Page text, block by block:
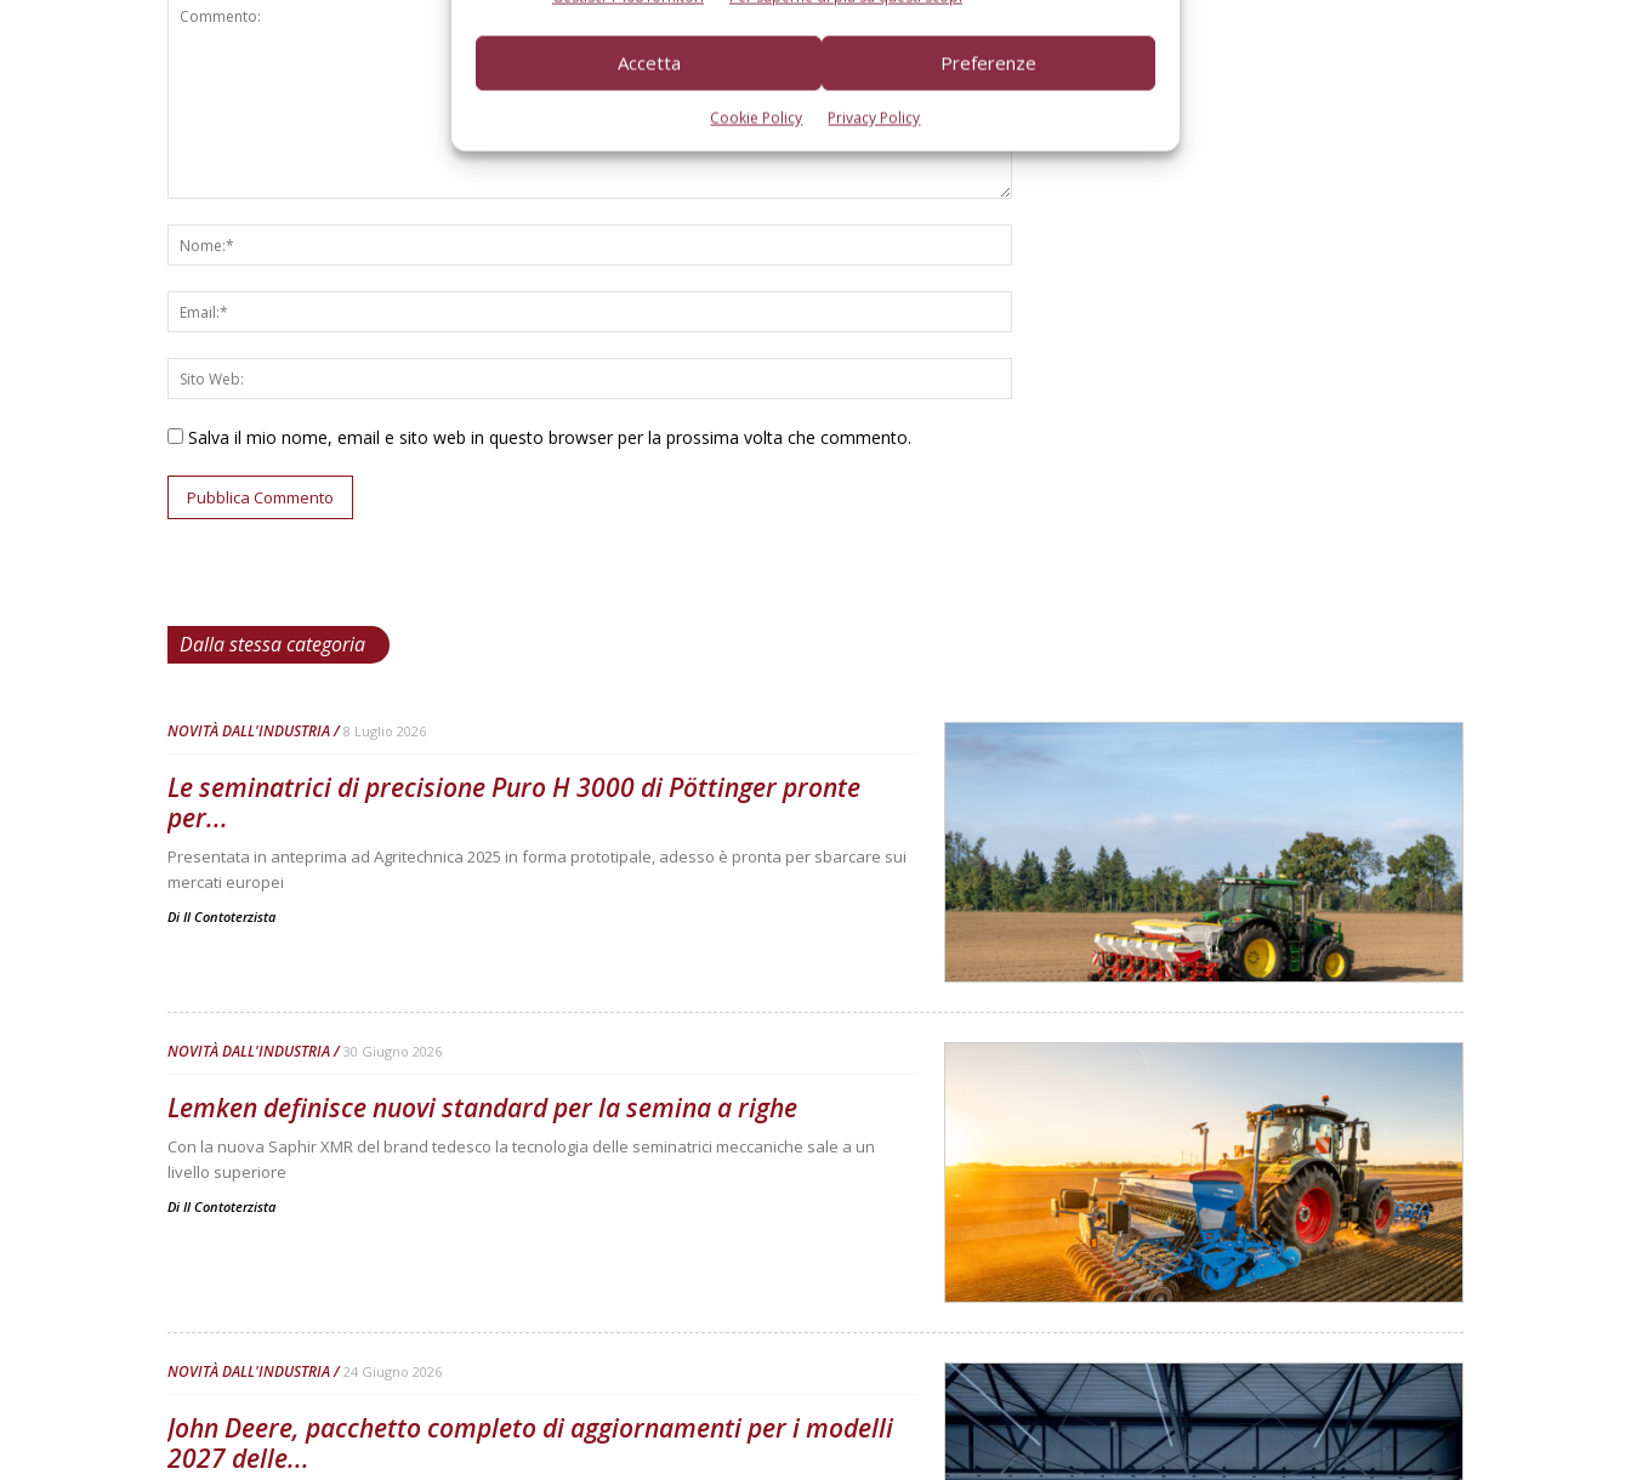
Accetta Preferenze
Cookie Policy Privacy Policy
Salva il mio nome, email e sito web in questo browser per la prossima volta che commento.
Dalla stessa categoria
NOVITÀ DALL'INDUSTRIA 8 Luglio 2026
Le seminatrici di precisione Puro H 3000 di Pöttinger pronte
per...
Presentata in anteprima ad Agritechnica 2025 in forma prototipale, adesso è pronta per sbarcare sui
mercati europei
Di Il Contoterzista
NOVITÀ DALL'INDUSTRIA 30 Giugno 2026
Lemken definisce nuovi standard per la semina a righe
Con la nuova Saphir XMR del brand tedesco la tecnologia delle seminatrici meccaniche sale a un
livello superiore
Di Il Contoterzista
NOVITÀ DALL'INDUSTRIA 24 Giugno 2026
John Deere, pacchetto completo di aggiornamenti per i modelli
2027 delle...